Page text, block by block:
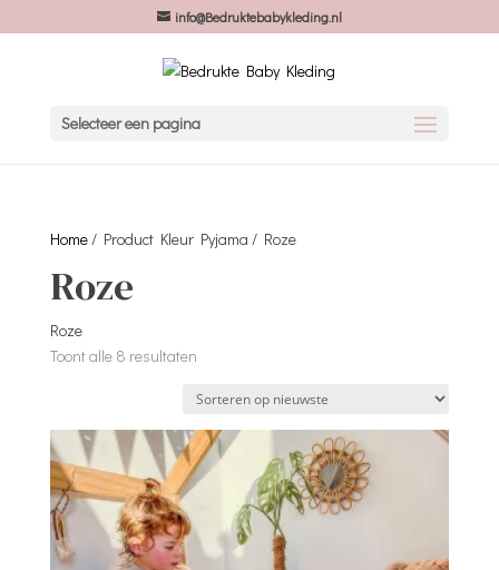
info@Bedruktebabykleding.nl
Selecteer een pagina
Home/ Product Kleur Pyjama / Roze
Roze
Roze
Toont alle 8 resultatenGesorteerd
nieuwste